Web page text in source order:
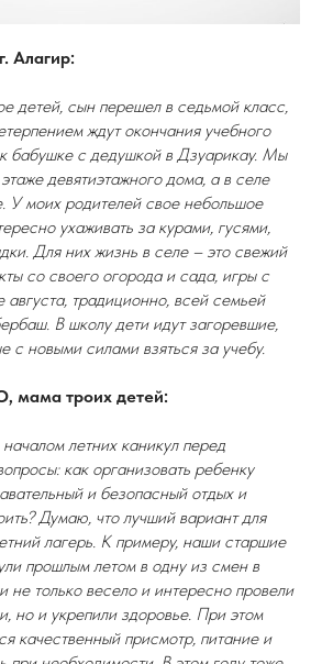
Алагир:
детей, сын перешел в седьмой класс,
ждут окончания учебного
к бабушке с дедушкой в Дзуарикау. Мы
девятиэтажного дома, а в селе
У моих родителей свое небольшое
ухаживать за курами, гусями,
Для них жизнь в селе – это свежий
со своего огорода и сада, игры с
августа, традиционно, всей семьей
В школу дети идут загоревшие,
с новыми силами взяться за учебу.
мама троих детей:
летних каникул перед
как организовать ребенку
и безопасный отдых и
Думаю, что лучший вариант для
лагерь. К примеру, наши старшие
прошлым летом в одну из смен в
только весело и интересно провели
но и укрепили здоровье. При этом
качественный присмотр, питание и